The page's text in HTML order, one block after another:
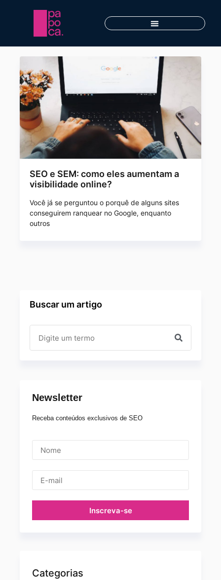
SEO e SEM: como eles aumentam a
visibilidade online?
Você já se perguntou o porquê de alguns sites
conseguirem ranquear no Google, enquanto
outros
Buscar um artigo
Newsletter
Receba conteúdos exclusivos de SEO
Inscreva-se
Categorias